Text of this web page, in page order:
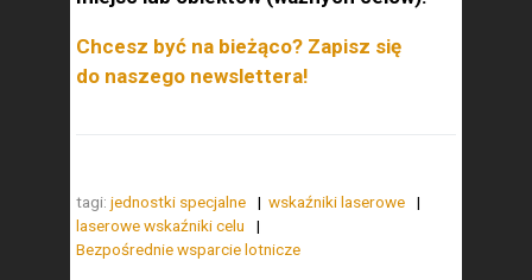
Chcesz być na bieżąco? Zapisz się
do naszego newslettera!
tagi: jednostki specjalne
wskaźniki laserowe
laserowe wskaźniki celu
Bezpośrednie wsparcie lotnicze